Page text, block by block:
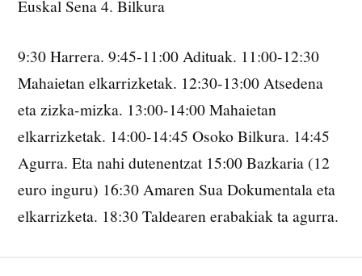
Euskal Sena 4. Bilkura
9:30 Harrera. 9:45-11:00 Adituak. 11:00-12:30
Mahaietan elkarrizketak. 12:30-13:00 Atsedena
eta zizka-mizka. 13:00-14:00 Mahaietan
elkarrizketak. 14:00-14:45 Osoko Bilkura. 14:45
Agurra. Eta nahi dutenentzat 15:00 Bazkaria (12
euro inguru) 16:30 Amaren Sua Dokumentala eta
elkarrizketa. 18:30 Taldearen erabakiak ta agurra.